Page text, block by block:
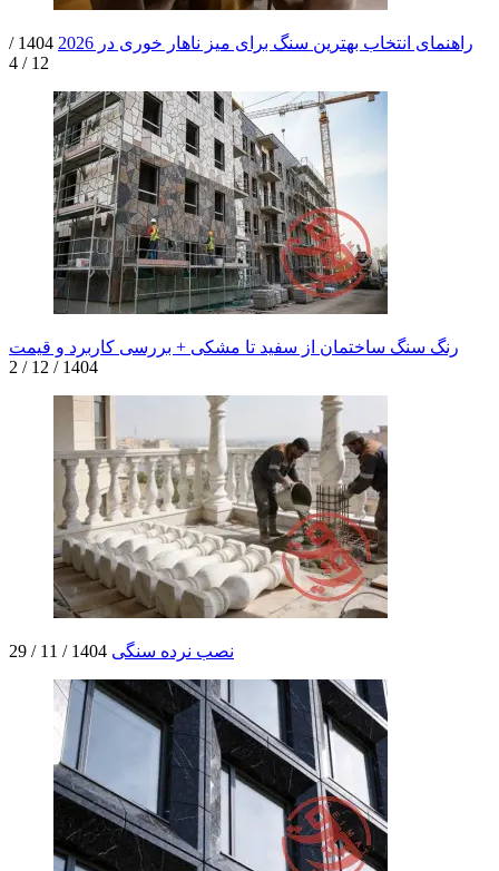
راهنمای انتخاب بهترین سنگ برای میز ناهار خوری در 2026
1404 /
12 / 4
رنگ سنگ ساختمان از سفید تا مشکی + بررسی کاربرد و قیمت
1404 / 12 / 2
نصب نرده سنگی 1404 / 11 / 29